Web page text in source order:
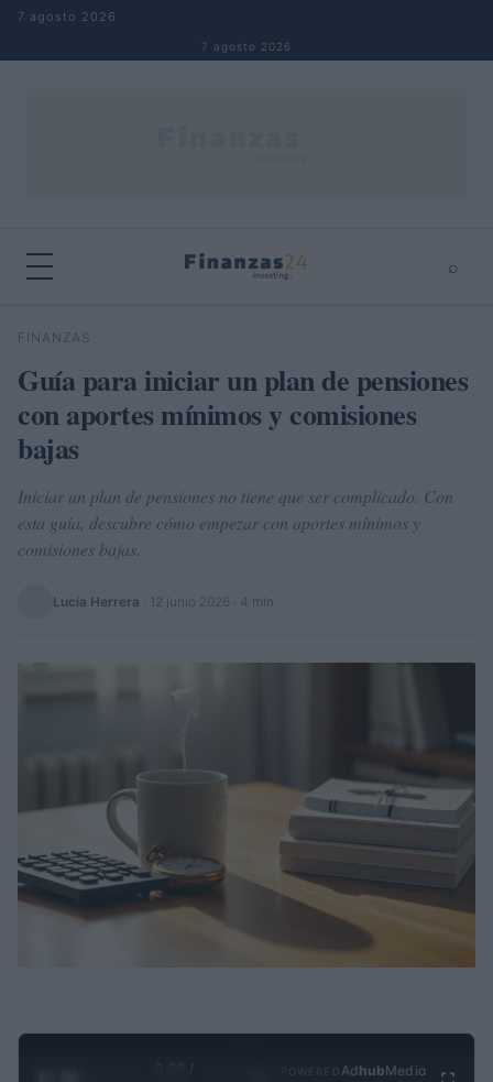
Saltar al contenido
7 agosto 2026
7 agosto 2026
⌕
Buscar
FINANZAS
Guía para iniciar un plan de pensiones
con aportes mínimos y comisiones
bajas
Iniciar un plan de pensiones no tiene que ser complicado. Con
esta guía, descubre cómo empezar con aportes mínimos y
comisiones bajas.
Lucía Herrera 12 junio 2026 · 4 min
0:29 /
Ad hubMedia